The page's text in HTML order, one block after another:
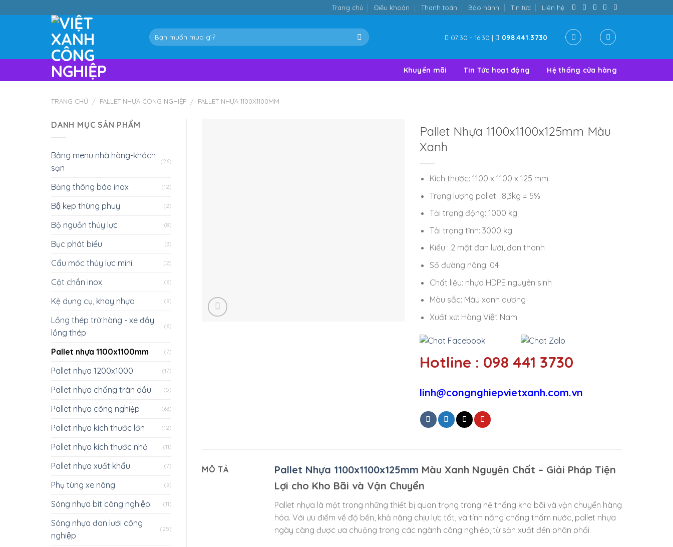
to
Trang chủ Điều khoản Thanh toán Bảo hành Tin tức Liên hệ
Tìm
kiếm:
07:30 - 16:30 | 098.441.3730
Khuyến mãi Tin Tức hoạt động Hệ thống cửa hàng
TRANG CHỦ / PALLET NHỰA CÔNG NGHIỆP / PALLET NHỰA 1100X1100MM
DANH MỤC SẢN PHẨM
Bảng menu nhà hàng-khách
sạn
(26)
Bảng thông báo inox (12)
Bộ kẹp thùng phuy (2)
Bộ nguồn thủy lực (8)
Bục phát biểu (3)
Cẩu móc thủy lực mini (2)
Cột chắn inox (6)
Kệ dụng cụ, khay nhựa (9)
Lồng thép trữ hàng - xe đầy
lồng thép
(6)
Pallet nhựa 1100x1100mm (7)
Pallet nhựa 1200x1000 (17)
Pallet nhựa chống tràn dầu (5)
Pallet nhựa công nghiệp (63)
Pallet nhựa kích thước lớn (12)
Pallet nhựa kích thước nhỏ (11)
Pallet nhựa xuất khẩu (7)
Phụ tùng xe nâng (9)
Sóng nhựa bít công nghiệp (11)
Sóng nhựa đan lưới công
nghiệp
(25)
Pallet Nhựa 1100x1100x125mm Màu
Xanh
Kích thước: 1100 x 1100 x 125 mm
Trọng lượng pallet : 8,3kg ± 5%
Tải trọng động: 1000 kg
Tải trọng tĩnh: 3000 kg.
Kiểu : 2 mặt đan lưới, đan thanh
Số đường nâng: 04
Chất liệu: nhựa HDPE nguyên sinh
Màu sắc: Màu xanh dương
Xuất xứ: Hàng Việt Nam
Hotline : 098 441 3730
linh@congnghiepvietxanh.com.vn
MÔ TẢ Pallet Nhựa 1100x1100x125mm Màu Xanh Nguyên Chất – Giải Pháp Tiện
Lợi cho Kho Bãi và Vận Chuyển
Pallet nhựa là một trong những thiết bị quan trọng trong hệ thống kho bãi và vận chuyển hàng
hóa. Với ưu điểm về độ bền, khả năng chịu lực tốt, và tính năng chống thấm nước, pallet nhựa
ngày càng được ưa chuộng trong các ngành công nghiệp, từ sản xuất đến phân phối.